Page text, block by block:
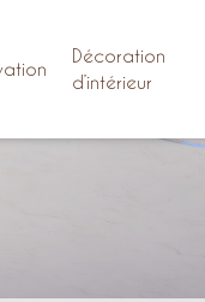
Décoration
d’intérieur